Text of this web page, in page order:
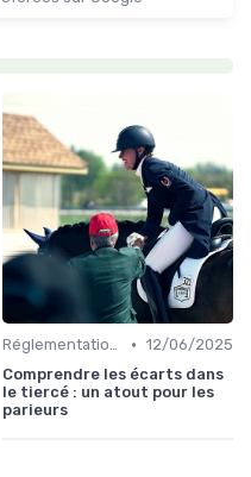
Réglementation des courses • 12/06/2025
Comprendre les écarts dans
le tiercé : un atout pour les
parieurs